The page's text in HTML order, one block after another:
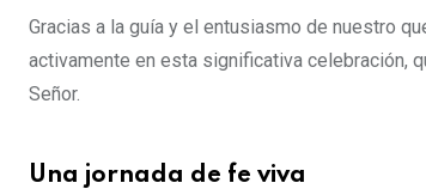
Gracias a la guía y el entusiasmo de nuestro
activamente en esta significativa celebración,
Señor.
Una jornada de fe viva